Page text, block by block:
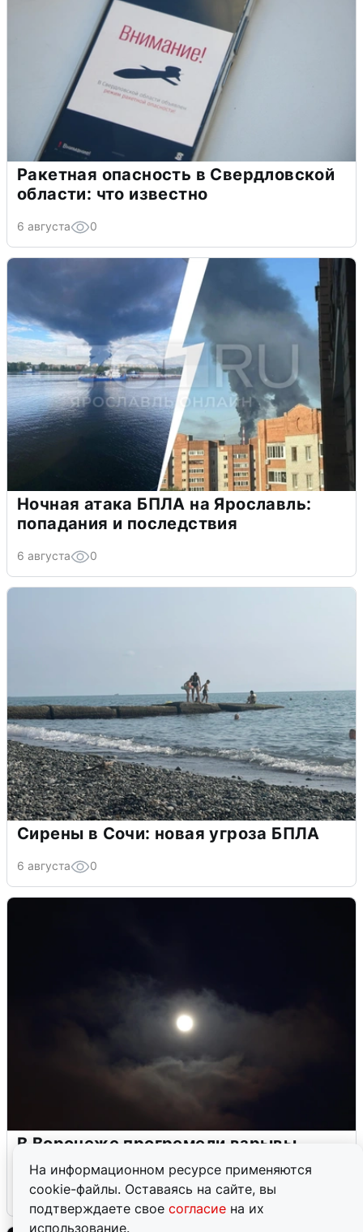
На информационном ресурсе применяются
cookie-файлы. Оставаясь на сайте, вы
подтверждаете свое согласие на их
использование.
Ракетная опасность в Свердловской
области: что известно
6 августа 0
Ночная атака БПЛА на Ярославль:
попадания и последствия
6 августа 0
Сирены в Сочи: новая угроза БПЛА
6 августа 0
В Воронеже прогремели взрывы
после сигнала тревоги
5 августа 0